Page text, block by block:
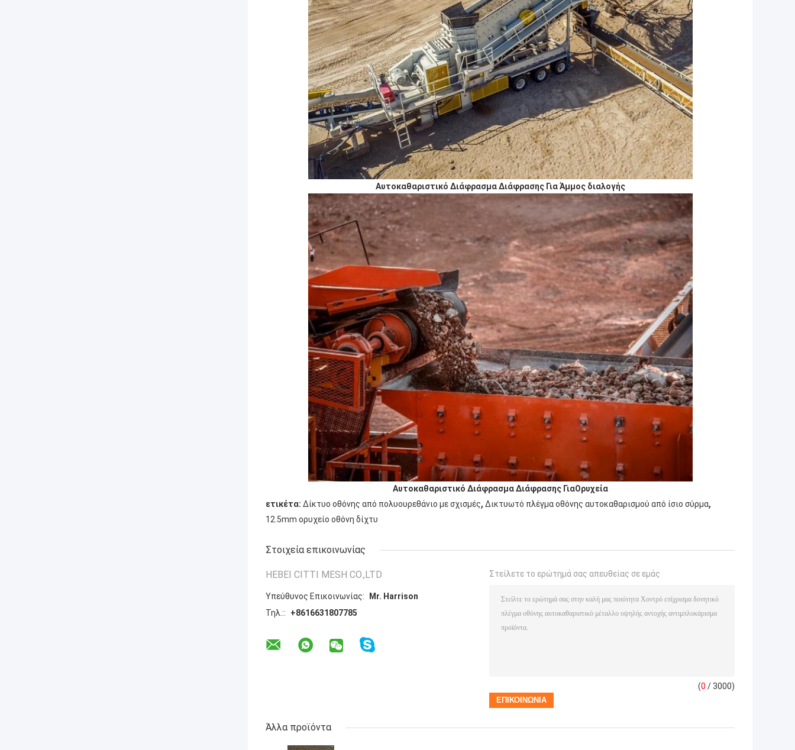
Αυτοκαθαριστικό Διάφρασμα Διάφρασης Για Άμμος διαλογής
Αυτοκαθαριστικό Διάφρασμα Διάφρασης ΓιαΟρυχεία
ετικέτα: Δίκτυο οθόνης από πολυουρεθάνιο με σχισμές, Δικτυωτό πλέγμα οθόνης αυτοκαθαρισμού από ίσιο σύρμα,
12.5mm ορυχείο οθόνη δίχτυ
Στοιχεία επικοινωνίας
HEBEI CITTI MESH CO.,LTD
Υπεύθυνος Επικοινωνίας:
Mr. Harrison
Τηλ.::
+8616631807785
Στείλετε το ερώτημά σας απευθείας σε εμάς
(0 / 3000)
Άλλα προϊόντα